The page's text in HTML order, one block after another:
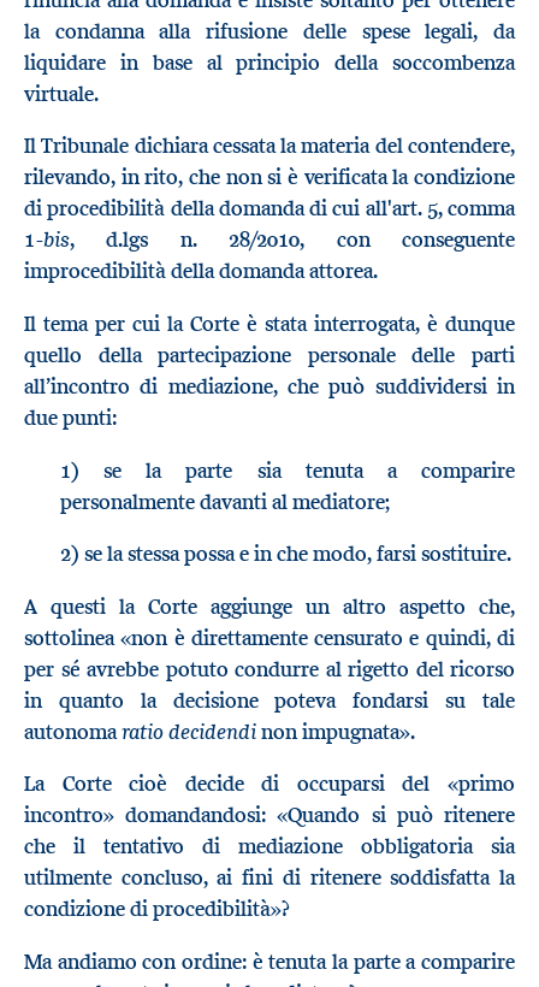
la condanna alla rifusione delle spese legali, da
liquidare in base al principio della soccombenza
virtuale.
Il Tribunale dichiara cessata la materia del contendere,
rilevando, in rito, che non si è verificata la condizione
di procedibilità della domanda di cui all'art. 5, comma
1-bis, d.lgs n. 28/2010, con conseguente
improcedibilità della domanda attorea.
Il tema per cui la Corte è stata interrogata, è dunque
quello della partecipazione personale delle parti
all’incontro di mediazione, che può suddividersi in
due punti:
1) se la parte sia tenuta a comparire
personalmente davanti al mediatore;
2) se la stessa possa e in che modo, farsi sostituire.
A questi la Corte aggiunge un altro aspetto che,
sottolinea «non è direttamente censurato e quindi, di
per sé avrebbe potuto condurre al rigetto del ricorso
in quanto la decisione poteva fondarsi su tale
autonomaratio decidendinon impugnata».
La Corte cioè decide di occuparsi del «primo
incontro» domandandosi: «Quando si può ritenere
che il tentativo di mediazione obbligatoria sia
utilmente concluso, ai fini di ritenere soddisfatta la
condizione di procedibilità»?
Ma andiamo con ordine: è tenuta la parte a comparire